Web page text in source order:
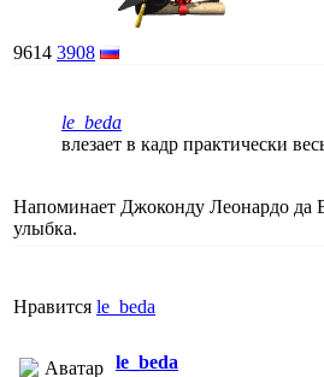
9614 3908
le_beda
влезает в кадр практически
Напоминает Джоконду Леонардо да
улыбка.
Нравится le_beda
le_beda